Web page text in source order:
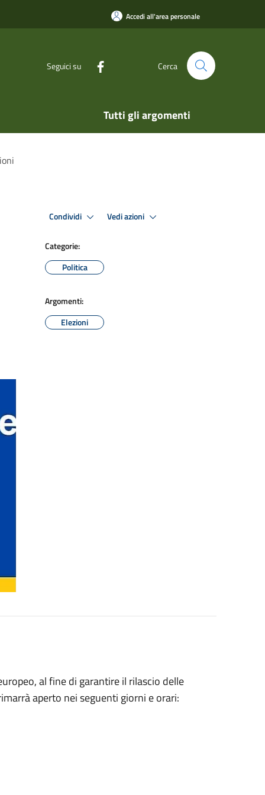
Accedi all'area personale
Seguici su Cerca
Tutti gli argomenti
Condividi Vedi azioni
Categorie:
Politica
Argomenti:
Elezioni
al fine di garantire il rilascio delle
aperto nei seguenti giorni e orari: